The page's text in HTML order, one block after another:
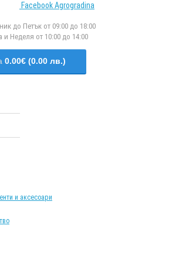
Facebook Agrogradina
до Петък от 09:00 до 18:00
и Неделя от 10:00 до 14:00
0.00€ (0.00 лв.)
и аксесоари